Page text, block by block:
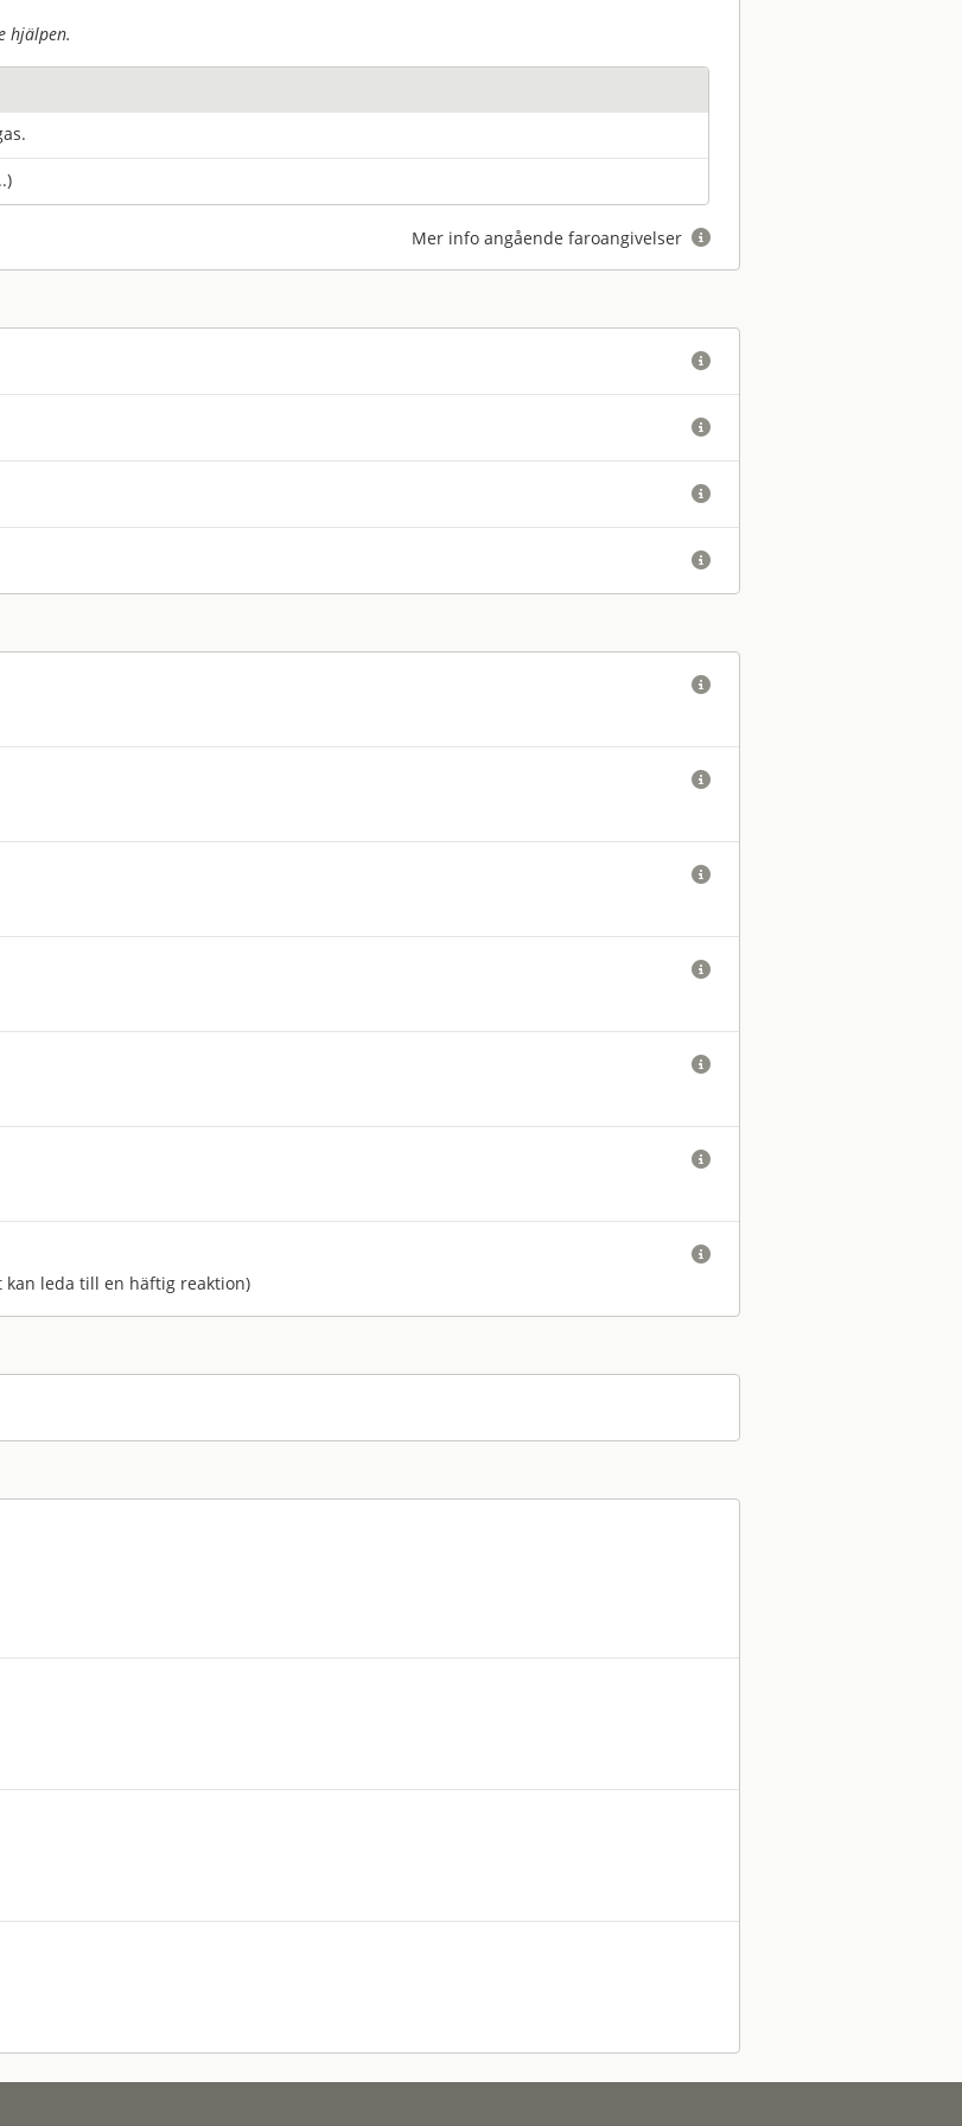
hjälpen.
Mer info angående faroangivelser 










leda till en häftig reaktion)
